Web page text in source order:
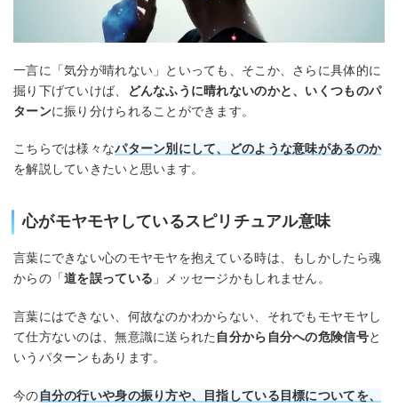
一言に「気分が晴れない」といっても、そこか、さらに具体的に
掘り下げていけば、
どんなふうに晴れないのかと、いくつものパ
ターンに振り分けられることができます。
こちらでは様々なパターン別にして、どのような意味があるのか
を解説していきたいと思います。
心がモヤモヤしているスピリチュアル意味
言葉にできない心のモヤモヤを抱えている時は、もしかしたら魂
からの「道を誤っている 」メッセージかもしれません。
言葉にはできない、何故なのかわからない、それでもモヤモヤし
て仕方ないのは、無意識に送られた 自分から自分への危険信号と
いうパターンもあります。
今の自分の行いや身の振り方や、目指している目標についてを、